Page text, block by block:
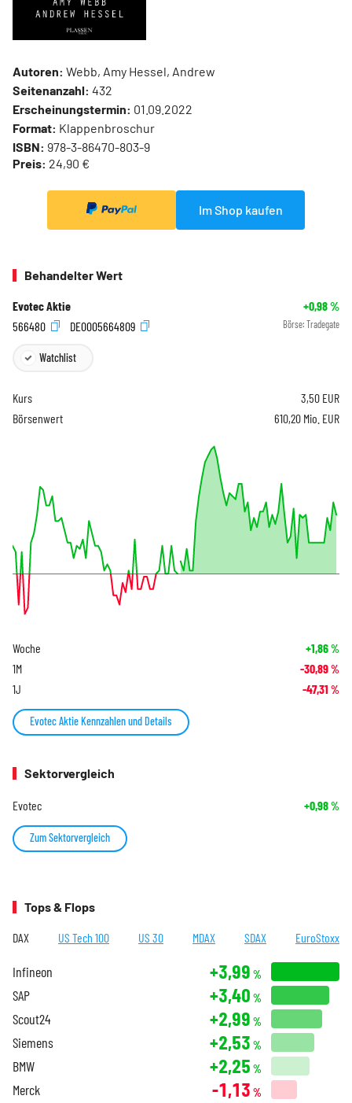
Autoren: Webb, Amy Hessel, Andrew
Seitenanzahl: 432
Erscheinungstermin: 01.09.2022
Format: Klappenbroschur
ISBN: 978-3-86470-803-9
Preis: 24,90 €
Im Shop kaufen
Behandelter Wert
Evotec Aktie +0,98%
566480
DE0005664809 Börse: Tradegate
Watchlist
Kurs 3,50 EUR
Börsenwert
610,20 Mio. EUR
Woche +1,86%
1M -30,89%
1J -47,31 %
Evotec Aktie Kennzahlen und Details
Sektorvergleich
Evotec +0,98%
Zum Sektorvergleich
Tops & Flops
DAX US Tech 100 US 30 MDAX SDAX EuroStoxx
Infineon +3,99 %
SAP +3,40 %
Scout24 +2,99 %
Siemens +2,53 %
BMW +2,25 %
Merck -1,13 %